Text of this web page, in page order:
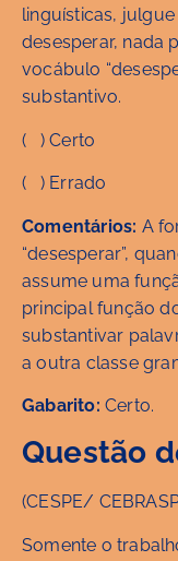
linguísticas,
desesperar, nada
vocábulo
substantivo.
( ) Certo
( ) Errado
Comentários: A
“desesperar”,
assume uma
principal função
substantivar
a outra classe
Gabarito: Certo.
Questão
(CESPE/
Somente o